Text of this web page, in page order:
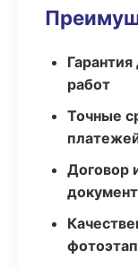
работ
Точные
Договор